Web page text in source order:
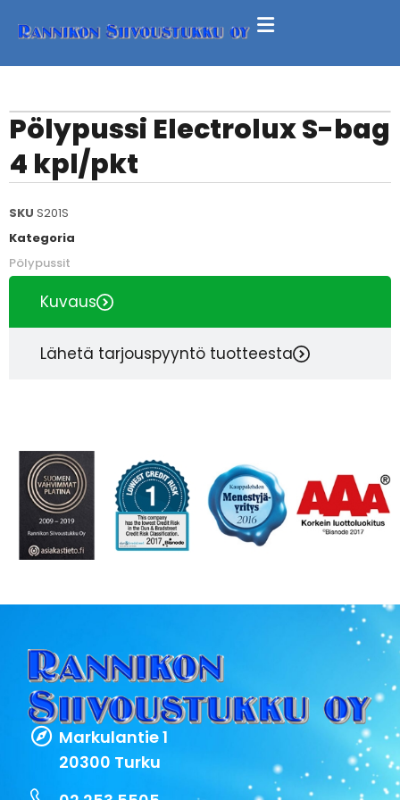
Pölypussi Electrolux S-bag
4 kpl/pkt
SKU S201S
Kategoria
Pölypussit
Kuvaus
Lähetä tarjouspyyntö tuotteesta
Markulantie 1
20300 Turku